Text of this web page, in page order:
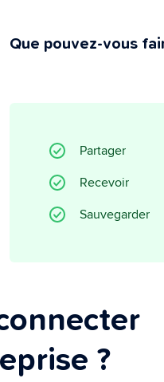
Que pouvez-vous
Partager
Recevoir
Sauvegarder
?